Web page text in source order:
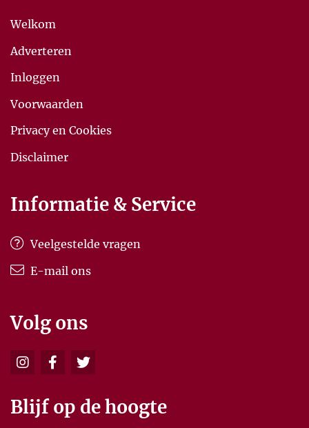
Welkom
Adverteren
Inloggen
Voorwaarden
Privacy en Cookies
Disclaimer
Informatie & Service
Veelgestelde vragen
E-mail ons
Volg ons
Blijf op de hoogte